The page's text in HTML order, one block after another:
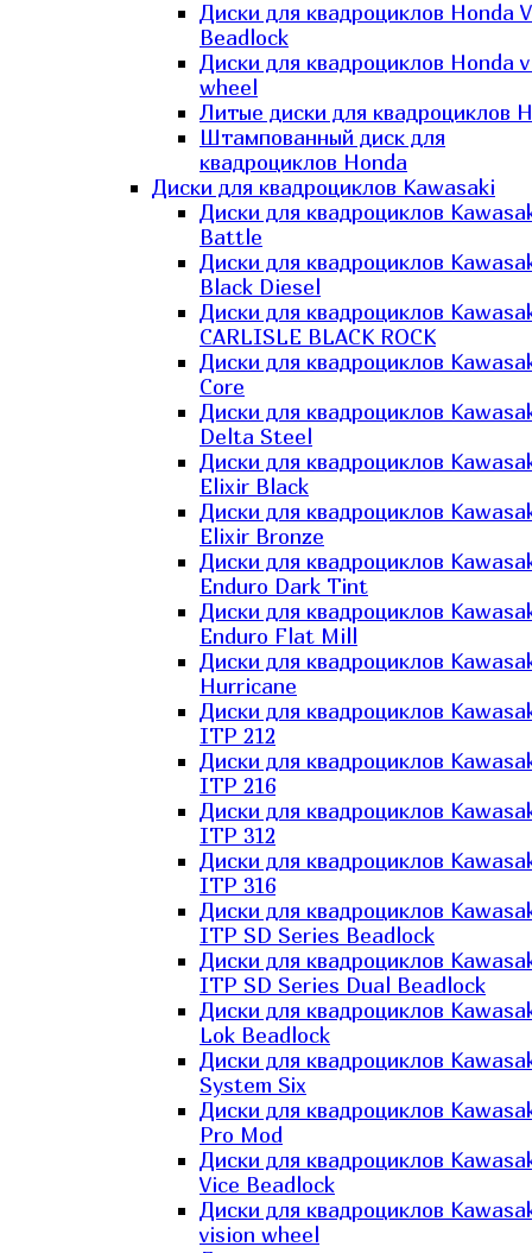
Диски для квадроциклов Honda
Beadlock
Диски для квадроциклов Honda
wheel
Литые диски для квадроциклов
Штампованный диск для
квадроциклов Honda
Диски для квадроциклов Kawasaki
Диски для квадроциклов
Battle
Диски для квадроциклов
Black Diesel
Диски для квадроциклов
CARLISLE BLACK ROCK
Диски для квадроциклов
Core
Диски для квадроциклов
Delta Steel
Диски для квадроциклов
Elixir Black
Диски для квадроциклов
Elixir Bronze
Диски для квадроциклов
Enduro Dark Tint
Диски для квадроциклов
Enduro Flat Mill
Диски для квадроциклов
Hurricane
Диски для квадроциклов
ITP 212
Диски для квадроциклов
ITP 216
Диски для квадроциклов
ITP 312
Диски для квадроциклов
ITP 316
Диски для квадроциклов
ITP SD Series Beadlock
Диски для квадроциклов
ITP SD Series Dual Beadlock
Диски для квадроциклов
Lok Beadlock
Диски для квадроциклов
System Six
Диски для квадроциклов
Pro Mod
Диски для квадроциклов
Vice Beadlock
Диски для квадроциклов
vision wheel